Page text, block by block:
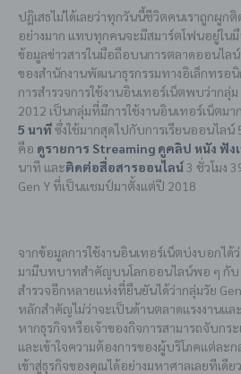
ปฏิเสธไม่ได้เลยว่าทุกวันนี้ชีวิตคนเราถูกผูก
อย่างมาก แทบทุกคนจะมีสมาร์ตโฟนอยู่ใน
ข้อมูลข่าวสารในมือถือบนการตลาดออนไลน์
ของสำนักงานพัฒนาธุรกรรมทางอิเล็กทรอ
การสำรวจการใช้งานอินเทอร์เน็ตพบว่ากลุ่
2012 เป็นกลุ่มที่มีการใช้งานอินเทอร์เน็ตมา
5 นาทีซึ่งใช้มากสุดไปกับการเรียนออนไลน์
คือ ดูรายการ Streaming ดูคลิป หนัง ฟัง
นาที และติดต่อสื่อสารออนไลน์3 ชั่วโมง
Gen Y ที่เป็นแชมป์มาตั้งแต่ปี 2018
จากข้อมูลการใช้งานอินเทอร์เน็ตบ่งบอกได้
มามีบทบาทสำคัญบนโลกออนไลน์พอ ๆ กับ
สำรวจอีกหลายแห่งที่ยืนยันได้ว่ากลุ่มวัย Gen
หลักสำคัญไม่ว่าจะเป็นด้านตลาดแรงงานแ
หากธุรกิจหรือเจ้าของกิจการสามารถจับกร
และเข้าใจความต้องการของผู้บริโภคแต่ละก
เข้าสู่ธุรกิจของคุณได้อย่างมหาศาลเลยทีเดีย